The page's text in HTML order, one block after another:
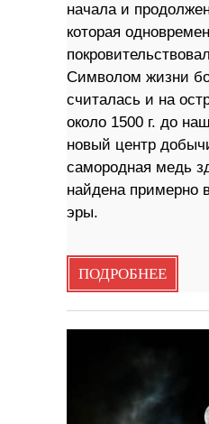
начала и
которая
Символом жизни
считалась и на
около 1500 г. до
новый центр
самородная медь
найдена примерно
эры.
ПОДРОБНЕЕ